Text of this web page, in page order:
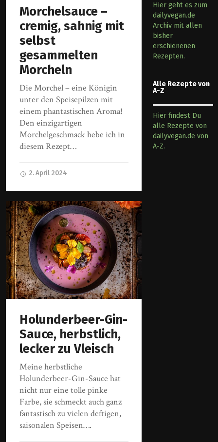
Morchelsauce –
cremig, sahnig mit
selbst
gesammelten
Morcheln
Die Morchel – eine Königin
unter den Speisepilzen mit
einem phantastischen Aroma!
Den einzigartigen
Morchelgeschmack hebe ich in
diesem Rezept…
2. April 2024
Holunderbeer-Gin-
Sauce, herbstlich,
lecker zu Vleisch
Meine herbstliche
Holunderbeer-Gin-Sauce hat
nicht nur eine tolle pinke
Farbe, sie schmeckt auch ganz
fantastisch zu vielen deftigen,
saisonalen Speisen….
Hier geht es zum
dailyvegan.de
Archiv mit allen
bisher
erschienenen
Rezepten.
Alle Rezepte von
A-Z
Hier findest Du
alle Rezepte von
dailyvegan.de von
A-Z.